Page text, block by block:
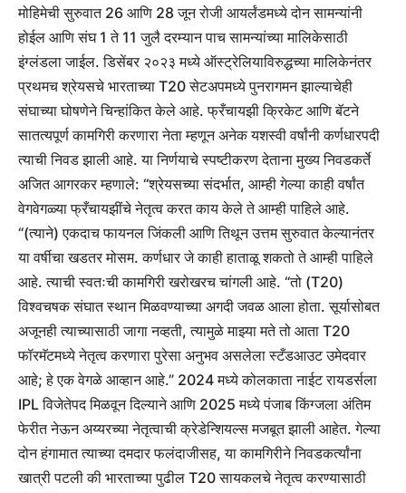
मोहिमेची सुरुवात 26 आणि 28 जून रोजी आयर्लंडमध्ये दोन सामन्यांनी
होईल आणि संघ 1 ते 11 जुलै दरम्यान पाच सामन्यांच्या मालिकेसाठी
इंग्लंडला जाईल. डिसेंबर २०२३ मध्ये ऑस्ट्रेलियाविरुद्धच्या मालिकेनंतर
प्रथमच श्रेयसचे भारताच्या T20 सेटअपमध्ये पुनरागमन झाल्याचेही
संघाच्या घोषणेने चिन्हांकित केले आहे. फ्रँचायझी क्रिकेट आणि बॅटने
सातत्यपूर्ण कामगिरी करणारा नेता म्हणून अनेक यशस्वी वर्षांनी कर्णधारपदी
त्याची निवड झाली आहे. या निर्णयाचे स्पष्टीकरण देताना मुख्य निवडकर्ते
अजित आगरकर म्हणाले: “श्रेयसच्या संदर्भात, आम्ही गेल्या काही वर्षांत
वेगवेगळ्या फ्रँचायझींचे नेतृत्व करत काय केले ते आम्ही पाहिले आहे.
“(त्याने) एकदाच फायनल जिंकली आणि तिथून उत्तम सुरुवात केल्यानंतर
या वर्षीचा खडतर मोसम. कर्णधार जे काही हाताळू शकतो ते आम्ही पाहिले
आहे. त्याची स्वतःची कामगिरी खरोखरच चांगली आहे. “तो (T20)
विश्वचषक संघात स्थान मिळवण्याच्या अगदी जवळ आला होता. सूर्यासोबत
अजूनही त्याच्यासाठी जागा नव्हती, त्यामुळे माझ्या मते तो आता T20
फॉरमॅटमध्ये नेतृत्व करणारा पुरेसा अनुभव असलेला स्टँडआउट उमेदवार
आहे; हे एक वेगळे आव्हान आहे.” 2024 मध्ये कोलकाता नाईट रायडर्सला
IPL विजेतेपद मिळवून दिल्याने आणि 2025 मध्ये पंजाब किंग्जला अंतिम
फेरीत नेऊन अय्यरच्या नेतृत्वाची क्रेडेन्शियल्स मजबूत झाली आहेत. गेल्या
दोन हंगामात त्याच्या दमदार फलंदाजीसह, या कामगिरीने निवडकर्त्यांना
खात्री पटली की भारताच्या पुढील T20 सायकलचे नेतृत्व करण्यासाठी